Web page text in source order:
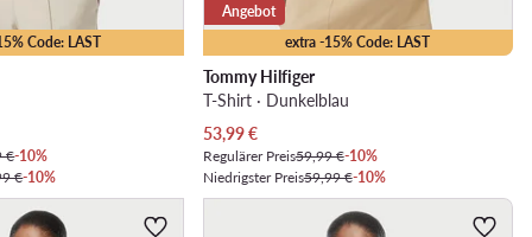
Code: LAST
€-10%
€-10%
extra -15% Code: LAST
Angebot
Tommy Hilfiger
T-Shirt · Dunkelblau
Aktueller Preis
53,99€
Regulärer Preis59,99 €-10%
Niedrigster Preis59,99 €-10%